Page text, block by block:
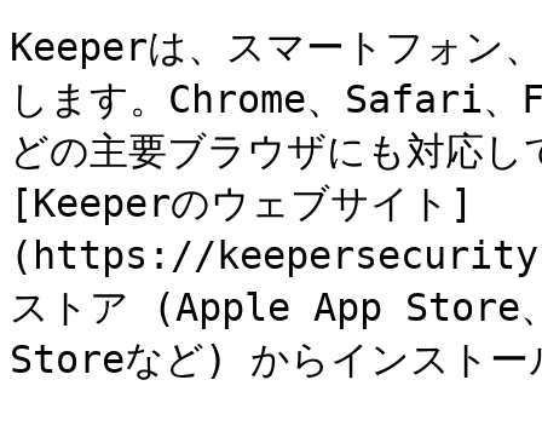
Keeperは、スマートフォン
します。Chrome、Safari
どの主要ブラウザにも対応
[Keeperのウェブサイト]
(https://
ストア (Apple App Store
Storeなど) からインストー